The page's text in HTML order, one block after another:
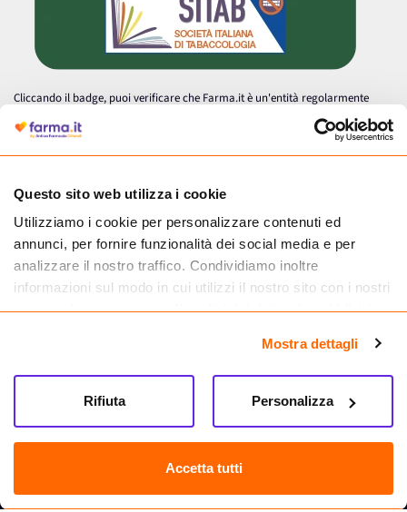
Questo sito web utilizza i cookie
Utilizziamo i cookie per personalizzare contenuti ed
annunci, per fornire funzionalità dei social media e per
analizzare il nostro traffico. Condividiamo inoltre
informazioni sul modo in cui utilizzi il nostro sito con i nostri
partner che si occupano di analisi dei dati web, pubblicità e
informazioni che hai fornito loro o che hanno raccolto dal
tuo utilizzo dei loro servizi.
Mostra dettagli
Accetta tutti
Personalizza
Rifiuta
Cliccando il badge, puoi verificare che Farma.it è un'entità regolarmente
autorizzata dal Ministero della Salute a effettuare la vendita online di
medicinali.
Farma.it S.a.s. P. IVA 07417261216 REA: NA-884088
CREDITS
Sede legale Via delle Repubbliche Marinare 128, 80147 Napoli